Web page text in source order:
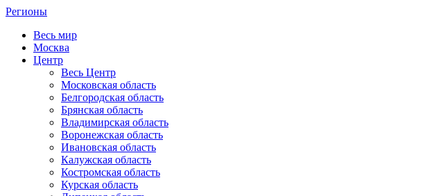
Регионы
Весь мир
Москва
Центр
Весь Центр
Московская область
Белгородская область
Брянская область
Владимирская область
Воронежская область
Ивановская область
Калужская область
Костромская область
Курская область